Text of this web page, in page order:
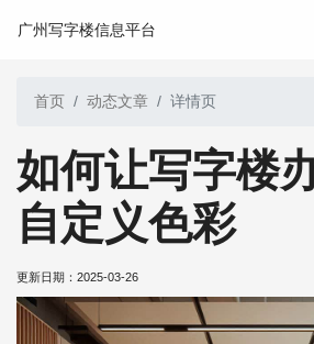
广州写字楼信息平台
首页 动态文章 详情页
如何让写字楼
自定义色彩
更新日期： 2025-03-26